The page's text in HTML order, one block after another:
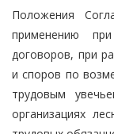
Положения
применению
договоров, при
и споров по
трудовым
организациях